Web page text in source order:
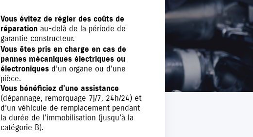
Vous évitez de régler des coûts de
réparation au-delà de la période de
garantie constructeur.
Vous êtes pris en charge en cas de
pannes mécaniques électriques ou
électroniques d’un organe ou d’une
pièce.
Vous bénéficiez d’une assistance
(dépannage, remorquage 7j/7, 24h/24) et
d’un véhicule de remplacement pendant
la durée de l’immobilisation (jusqu’à la
catégorie B).